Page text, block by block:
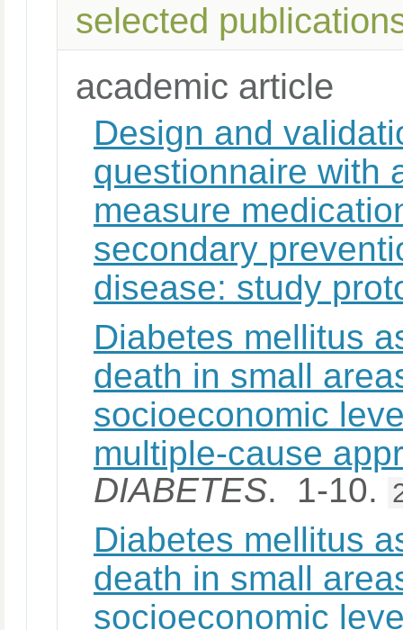
selected
academic article
Design and
questionnaire with
measure
secondary
disease: study
Diabetes mellitus
death in small
socioeconomic
multiple-cause
DIABETES. 1-10.
Diabetes mellitus
death in small
socioeconomic